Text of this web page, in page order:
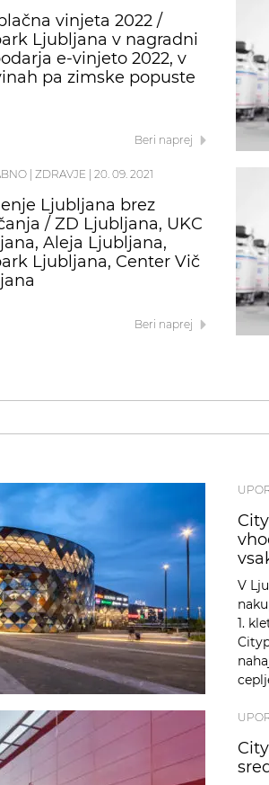
vinjeta 2022 /
Ljubljana v nagradni
e-vinjeto 2022, v
pa zimske popuste
Beri naprej
ZDRAVJE 20. 09. 2021
Ljubljana brez
/ ZD Ljubljana, UKC
Aleja Ljubljana,
Ljubljana, Center Vič
Beri naprej
V
1.